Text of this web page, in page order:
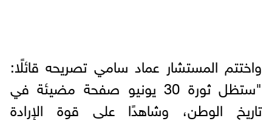
واختتم المستشار عماد سامي تصريحه قائلًا:
"ستظل ثورة 30 يونيو صفحة مضيئة في
تاريخ الوطن، وشاهدًا على قوة الإرادة